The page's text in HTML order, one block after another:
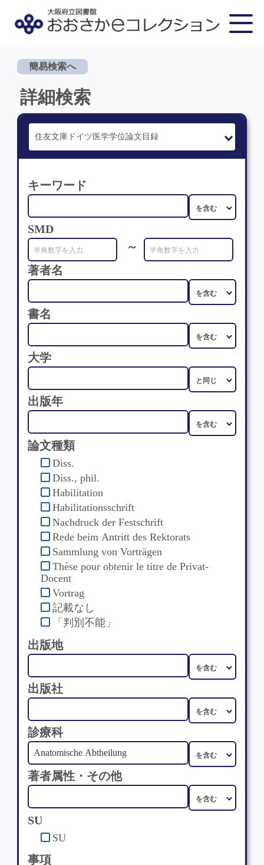
簡易検索へ
詳細検索
キーワード
SMD
～
著者名
書名
大学
出版年
論文種類
Diss.
Diss., phil.
Habilitation
Habilitationsschrift
Nachdruck der Festschrift
Rede beim Antritt des Rektorats
Sammlung von Vorträgen
Thèse pour obtenir le titre de Privat-
Docent
Vortrag
記載なし
「判別不能」
出版地
出版社
診療科
著者属性・その他
SU
SU
事項